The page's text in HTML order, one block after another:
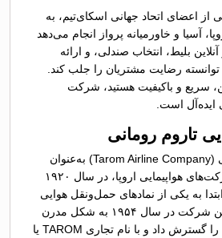
اعضای اتحاد جهانی اسکای‌تیم، به
در اروپا، آسیا و خاورمیانه پرواز انجام می‌دهد
بلیط، انتخاب صندلی، و ارائه
رضایت مشتریان را جلب کند.
سریع و باکیفیت هستید، شرکت
ایده‌آل است.
تاروم رومانی
هواپیمایی تاروم رومانی (Tarom Airline Company) به‌عنوان
یکی از قدیمی‌ترین شرکت‌های هواپیمایی اروپا، در سال ۱۹۲۰
به یکی از نمادهای حمل‌ونقل هوایی
این کشور تبدیل شد. این شرکت در سال ۱۹۵۴ به شکل مدرن
کنونی خود فعالیت خود را گسترش داد و با نام تجاری TAROM یا